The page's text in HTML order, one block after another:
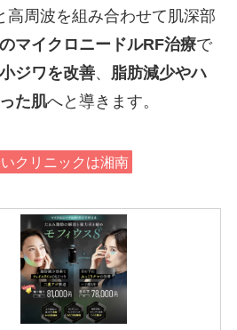
高周波を組み合わせて肌深部
マイクロニードルRF治療で
ジワを改善、 脂肪減少やハ
た肌へと導きます。
クリニックは湘南